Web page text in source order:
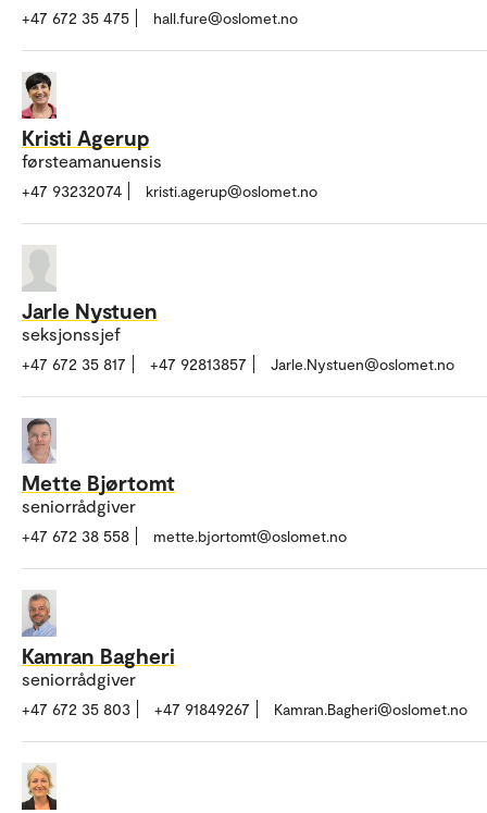
+47 672 35 475 hall.fure@oslomet.no
Kristi Agerup
førsteamanuensis
+47 93232074 kristi.agerup@oslomet.no
Jarle Nystuen
seksjonssjef
+47 672 35 817 +47 92813857 Jarle.Nystuen@oslomet.no
Mette Bjørtomt
seniorrådgiver
+47 672 38 558 mette.bjortomt@oslomet.no
Kamran Bagheri
seniorrådgiver
+47 672 35 803 +47 91849267 Kamran.Bagheri@oslomet.no